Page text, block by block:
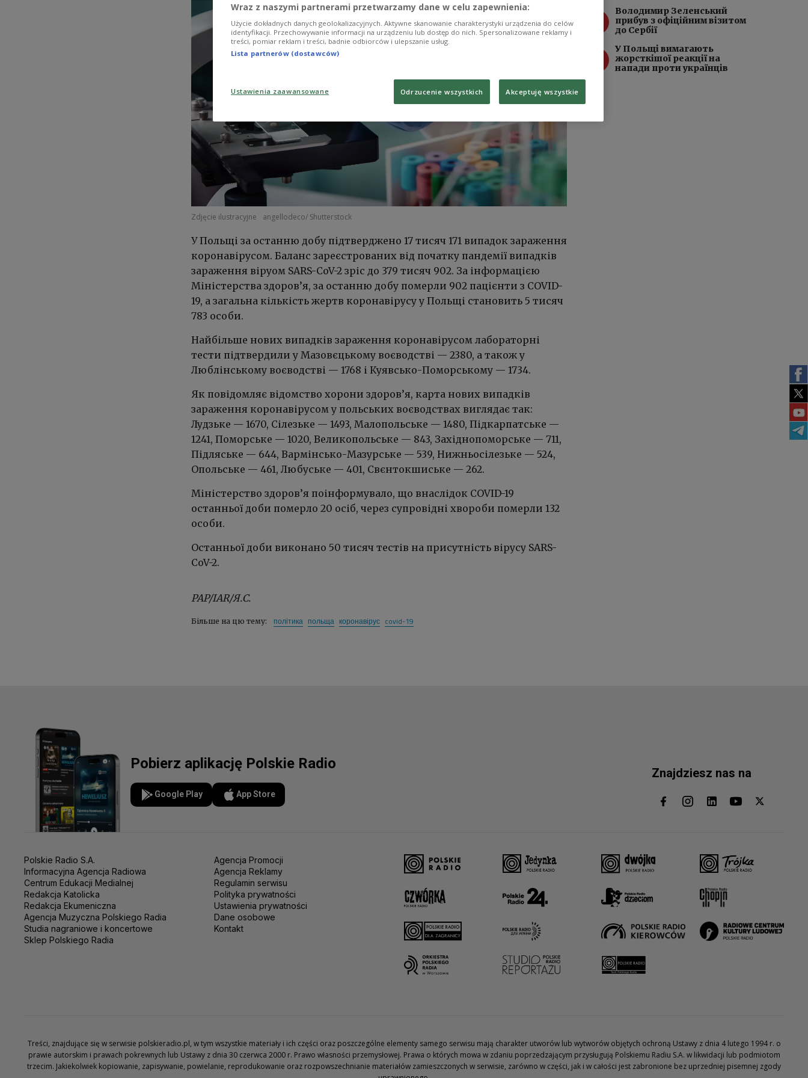
Zdjęcie ilustracyjne angellodeco/ Shutterstock
У Польщі за останню добу підтверджено 17 тисяч 171 випадок зараження
коронавірусом. Баланс зареєстрованих від початку пандемії випадків
зараження віруом SARS-CoV-2 зріс до 379 тисяч 902. За інформацією
Міністерства здоров’я, за останню добу померли 902 пацієнти з COVID-
19, а загальна кількість жертв коронавірусу у Польщі становить 5 тисяч
783 особи.
Найбільше нових випадків зараження коронавірусом лабораторні
тести підтвердили у Мазовєцькому воєводстві — 2380, а також у
Люблінському воєводстві — 1768 і Куявсько-Поморському — 1734.
Як повідомляє відомство хорони здоров’я, карта нових випадків
зараження коронавірусом у польських воєводствах виглядає так:
Лудзьке — 1670, Сілезьке — 1493, Малопольське — 1480, Підкарпатське —
1241, Поморське — 1020, Великопольське — 843, Західнопоморське — 711,
Підляське — 644, Вармінсько-Мазурське — 539, Нижньосілезьке — 524,
Опольське — 461, Любуське — 401, Свєнтокшиське — 262.
Міністерство здоров’я поінформувало, що внаслідок COVID-19
останньої доби померло 20 осіб, через супровідні хвороби померли 132
особи.
Останньої доби виконано 50 тисяч тестів на присутність вірусу SARS-
CoV-2.
PAP/IAR/Я.С.
Більше на цю тему: політика польща коронавірус covid-19
Володимир Зеленський
прибув з офіційним візитом
до Сербії
У Польщі вимагають
жорсткішої реакції на
напади проти українців
Pobierz aplikację Polskie Radio
Google Play App Store
Znajdziesz nas na
Polskie Radio S.A.
Informacyjna Agencja Radiowa
Centrum Edukacji Medialnej
Redakcja Katolicka
Redakcja Ekumeniczna
Agencja Muzyczna Polskiego Radia
Studia nagraniowe i koncertowe
Sklep Polskiego Radia
Agencja Promocji
Agencja Reklamy
Regulamin serwisu
Polityka prywatności
Ustawienia prywatności
Dane osobowe
Kontakt
Treści, znajdujące się w serwisie polskieradio.pl, w tym wszystkie materiały i ich części oraz poszczególne elementy samego serwisu mają charakter utworów lub wytworów objętych ochroną Ustawy z dnia 4 lutego 1994 r. o
prawie autorskim i prawach pokrewnych lub Ustawy z dnia 30 czerwca 2000 r. Prawo własności przemysłowej. Prawa o których mowa w zdaniu poprzedzającym przysługują Polskiemu Radiu S.A. w likwidacji lub podmiotom
trzecim. Jakiekolwiek kopiowanie, zapisywanie, powielanie, reprodukowanie oraz rozpowszechnianie materiałów zamieszczonych w serwisie, zarówno w części, jak i w całości jest zabronione bez uprzedniej pisemnej zgody
Wraz z naszymi partnerami przetwarzamy dane w celu zapewnienia:
Użycie dokładnych danych geolokalizacyjnych. Aktywne skanowanie charakterystyki urządzenia do celów
identyfikacji. Przechowywanie informacji na urządzeniu lub dostęp do nich. Spersonalizowane reklamy i
treści, pomiar reklam i treści, badnie odbiorców i ulepszanie usług.
Lista partnerów (dostawców)
Ustawienia zaawansowane Odrzucenie wszystkich Akceptuję wszystkie